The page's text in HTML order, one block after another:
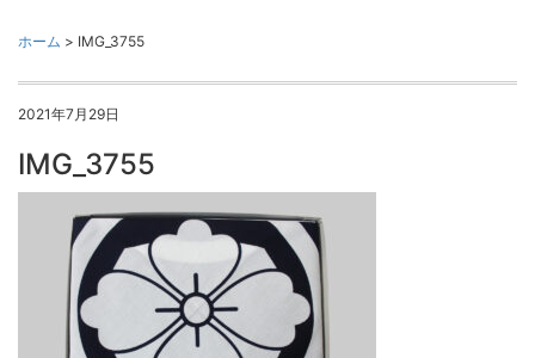
ホーム > IMG_3755
2021年7月29日
IMG_3755